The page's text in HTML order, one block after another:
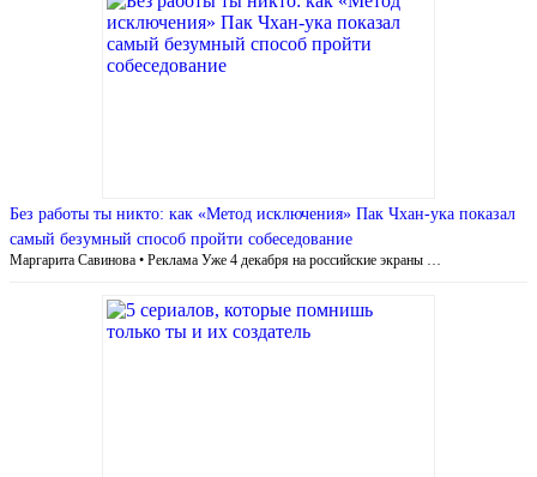
Без работы ты никто: как «Метод исключения» Пак Чхан-ука показал
самый безумный способ пройти собеседование
Маргарита Савинова • Реклама Уже 4 декабря на российские экраны …